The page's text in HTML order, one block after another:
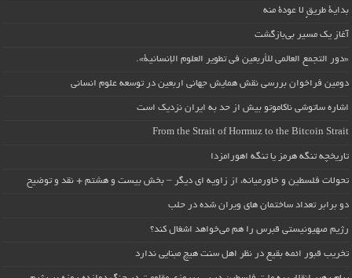
بداية طريقٍ لا عودة منه
آغاز یک مسیر بی‌بازگشت
«دور التجمع العالمي للأربعين في تطوير العلوم الإنسانية».
دومین فراخوان بررسی نقش همایش جهانی اربعین در توسعه علوم انسانی
اشاره ساتوشی ناکاموتو بیش از حد به ایران نزدیک است
From the Strait of Hormuz to the Bitcoin Strait
تاریخچه تنگه هرمز یا تنگه اهورامزدا
تحولات فلسطین و خاورمیانه، از زاویه ای دیگر – بخش بیست و هشتم + نقد و توضیح
دو برابر تعداد ساختمان های ویران شده در حلب
رژیم صهیونیستی قبرس را هم می‌خواهد اشغال کند؟
تخریب قبور ائمه بقیع در نظر اهل سنت هیچ مبنایی ندارد